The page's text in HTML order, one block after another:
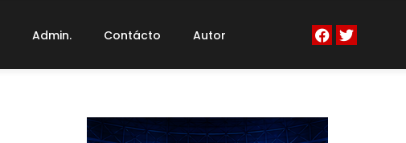
Admin. Contácto Autor